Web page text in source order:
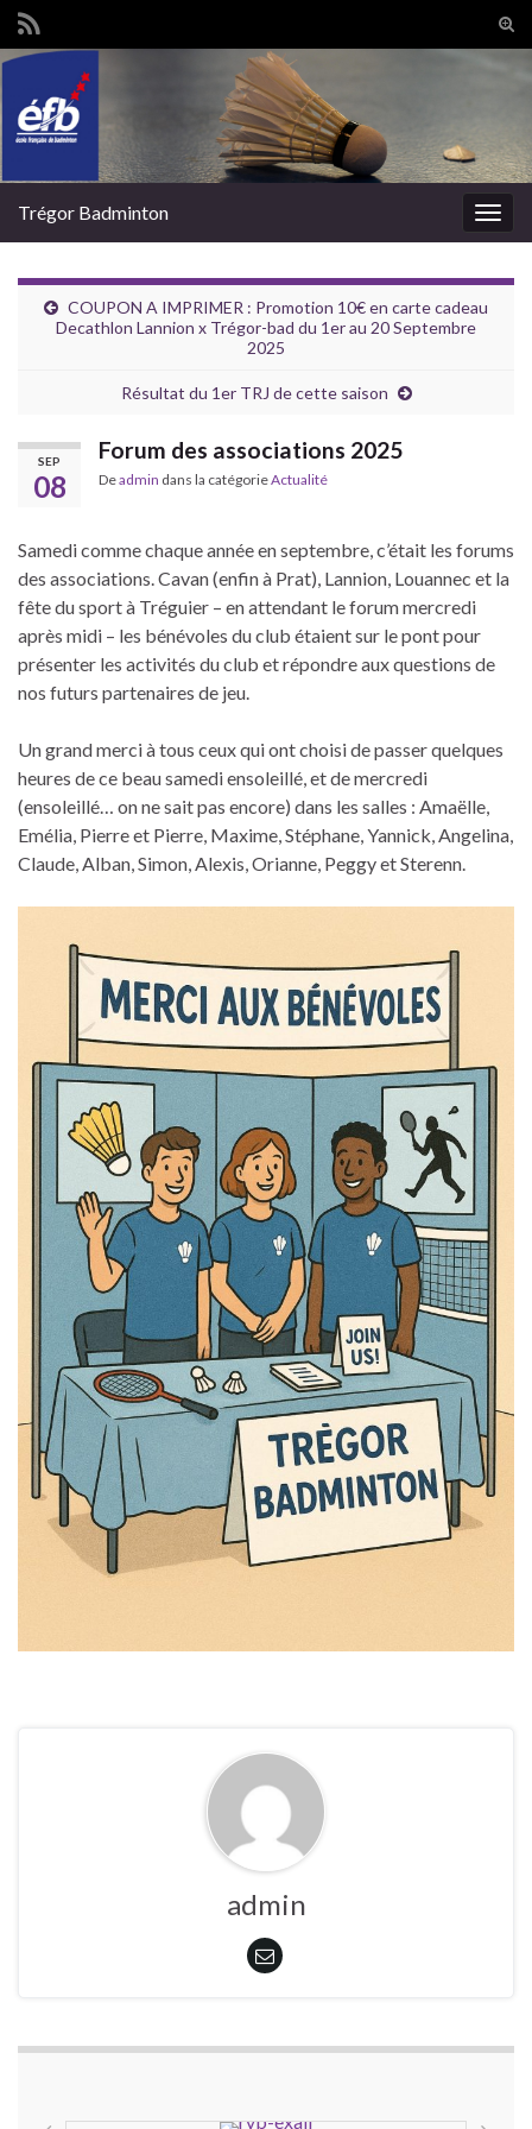
Trégor Badminton
COUPON A IMPRIMER : Promotion 10€ en carte cadeau
Decathlon Lannion x Trégor-bad du 1er au 20 Septembre
2025
Résultat du 1er TRJ de cette saison
SEP
08
Forum des associations 2025
Deadmin dans la catégorieActualité
Samedi comme chaque année en septembre, c’était les forums
des associations. Cavan (enfin à Prat), Lannion, Louannec et la
fête du sport à Tréguier – en attendant le forum mercredi
après midi – les bénévoles du club étaient sur le pont pour
présenter les activités du club et répondre aux questions de
nos futurs partenaires de jeu.
Un grand merci à tous ceux qui ont choisi de passer quelques
heures de ce beau samedi ensoleillé, et de mercredi
(ensoleillé… on ne sait pas encore) dans les salles : Amaëlle,
Emélia, Pierre et Pierre, Maxime, Stéphane, Yannick, Angelina,
Claude, Alban, Simon, Alexis, Orianne, Peggy et Sterenn.
admin